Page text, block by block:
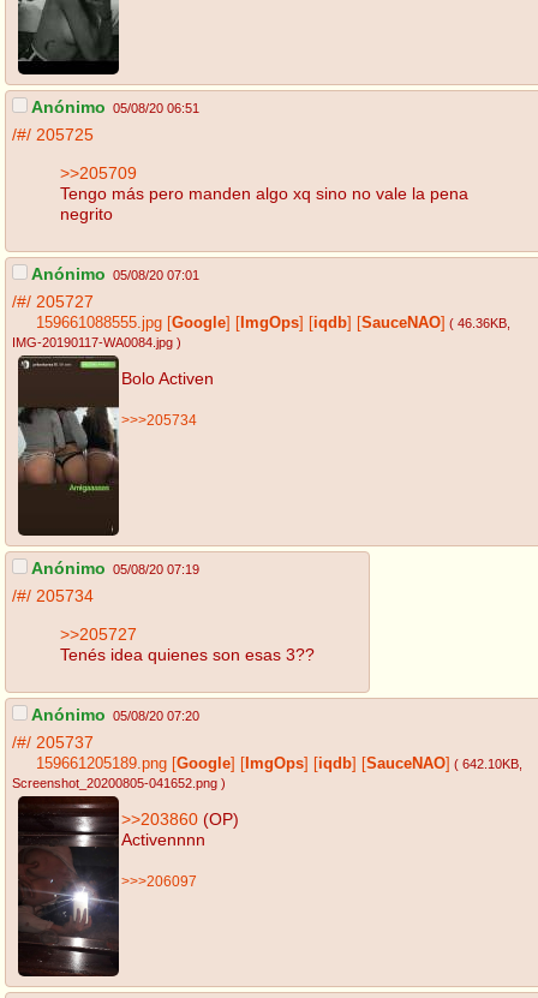
Anónimo 05/08/20 06:51
/#/ 205725
>>205709
Tengo más pero manden algo xq sino no vale la pena
negrito
Anónimo 05/08/20 07:01
/#/ 205727
159661088555.jpg [Google] [ ImgOps] [iqdb] [SauceNAO] ( 46.36KB
IMG-20190117-WA0084.jpg )
Bolo Activen
>>>205734
Anónimo 05/08/20 07:19
/#/ 205734
>>205727
Tenés idea quienes son esas 3??
Anónimo 05/08/20 07:20
/#/ 205737
159661205189.png [Google] [ ImgOps] [iqdb] [SauceNAO] ( 642.10KB
Screenshot_20200805-041652.png )
>>203860 (OP)
Activennnn
>>>206097